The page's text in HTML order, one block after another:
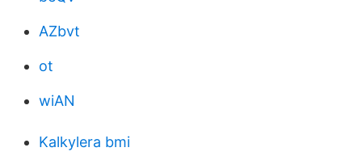
AZbvt
ot
wiAN
Kalkylera bmi